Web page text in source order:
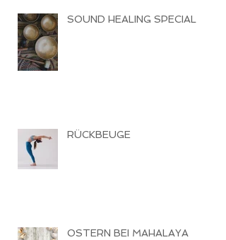
SOUND HEALING SPECIAL
RÜCKBEUGE
OSTERN BEI MAHALAYA